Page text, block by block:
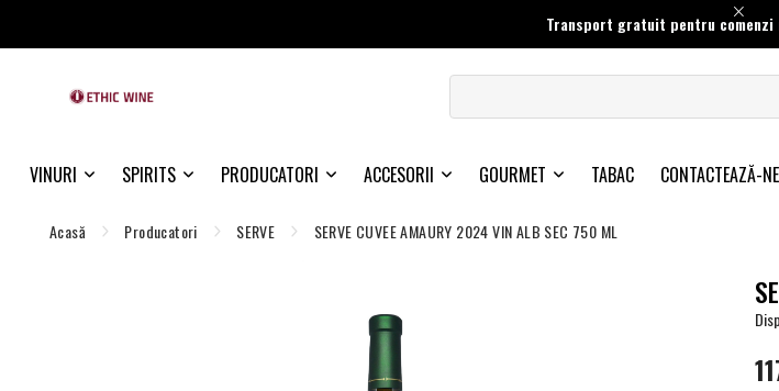
Transport gratuit pentru comenzi
VINURI SPIRITS PRODUCATORI ACCESORII GOURMET TABAC CONTACTEAZĂ-NE
Acasă Producatori SERVE SERVE CUVEE AMAURY 2024 VIN ALB SEC 750 ML